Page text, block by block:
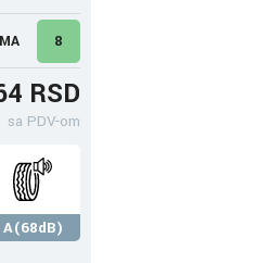
8
RSD
sa PDV-om
A(68dB)